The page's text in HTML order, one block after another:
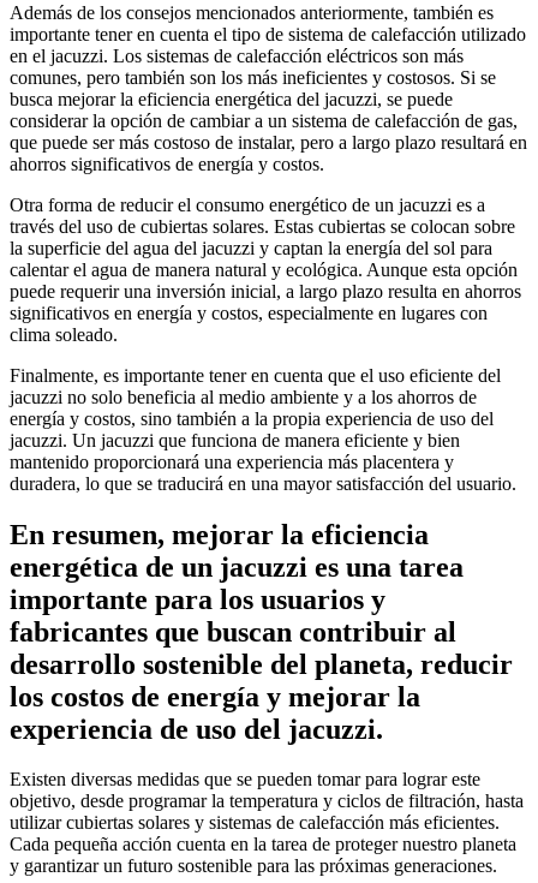
Además de los consejos mencionados anteriormente, también es
importante tener en cuenta el tipo de sistema de calefacción utilizado
en el jacuzzi. Los sistemas de calefacción eléctricos son más
comunes, pero también son los más ineficientes y costosos. Si se
busca mejorar la eficiencia energética del jacuzzi, se puede
considerar la opción de cambiar a un sistema de calefacción de gas,
que puede ser más costoso de instalar, pero a largo plazo resultará en
ahorros significativos de energía y costos.
Otra forma de reducir el consumo energético de un jacuzzi es a
través del uso de cubiertas solares. Estas cubiertas se colocan sobre
la superficie del agua del jacuzzi y captan la energía del sol para
calentar el agua de manera natural y ecológica. Aunque esta opción
puede requerir una inversión inicial, a largo plazo resulta en ahorros
significativos en energía y costos, especialmente en lugares con
clima soleado.
Finalmente, es importante tener en cuenta que el uso eficiente del
jacuzzi no solo beneficia al medio ambiente y a los ahorros de
energía y costos, sino también a la propia experiencia de uso del
jacuzzi. Un jacuzzi que funciona de manera eficiente y bien
mantenido proporcionará una experiencia más placentera y
duradera, lo que se traducirá en una mayor satisfacción del usuario.
En resumen, mejorar la eficiencia
energética de un jacuzzi es una tarea
importante para los usuarios y
fabricantes que buscan contribuir al
desarrollo sostenible del planeta, reducir
los costos de energía y mejorar la
experiencia de uso del jacuzzi.
Existen diversas medidas que se pueden tomar para lograr este
objetivo, desde programar la temperatura y ciclos de filtración, hasta
utilizar cubiertas solares y sistemas de calefacción más eficientes.
Cada pequeña acción cuenta en la tarea de proteger nuestro planeta
y garantizar un futuro sostenible para las próximas generaciones.